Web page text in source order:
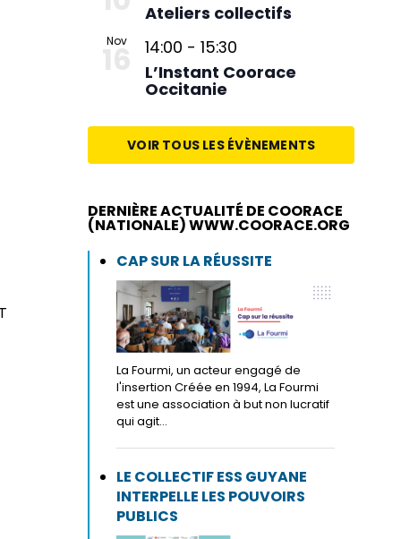
Ateliers collectifs
Nov 14:00 -15:30
L’Instant Coorace
Occitanie
VOIR TOUS LES ÉVÈNEMENTS
DERNIÈRE ACTUALITÉ DE COORACE
(NATIONALE) WWW.COORACE.ORG
CAP SUR LA RÉUSSITE
La Fourmi, un acteur engagé de
l'insertion Créée en 1994, La Fourmi
est une association à but non lucratif
qui agit...
LE COLLECTIF ESS GUYANE
INTERPELLE LES POUVOIRS
PUBLICS